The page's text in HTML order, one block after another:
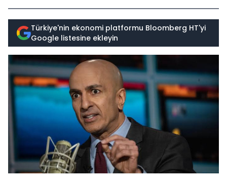
Türkiye'nin ekonomi platformu Bloomberg HT'yi
Google listesine ekleyin